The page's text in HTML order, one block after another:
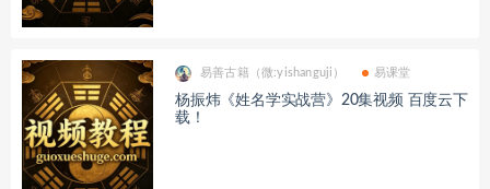
易善古籍（微:yishanguji） 易课堂
杨振炜《姓名学实战营》20集视频 百度云下
载！